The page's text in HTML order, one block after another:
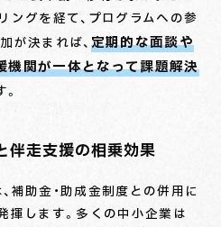
ングを経て、プログラムへの参
が決まれば、 定期的な面談や
機関が一体となって課題解決
伴走支援の相乗効果
補助金・助成金制度との併用に
揮します。多くの中小企業は